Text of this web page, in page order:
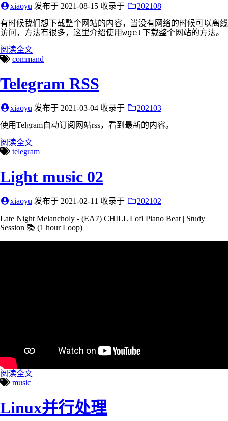
xiaoyu 发布于 2021-08-15 收录于
202108
有时候我们想下载整个网站的内容，当没有网络的时候可以离线
访问，方法有很多，这里介绍使用wget下载整个网站的方法。
阅读全文
command
Telegram RSS
xiaoyu 发布于 2021-03-04 收录于
202103
使用Telgram自动订阅网站rss，看到最新的内容。
阅读全文
telegram
Light music 02
xiaoyu 发布于 2021-02-11 收录于
202102
Late Night Melancholy - (EA7) CHILL Lofi Piano Beat | Study
Session 📚 (1 hour Loop)
阅读全文
music
Linux并行处理